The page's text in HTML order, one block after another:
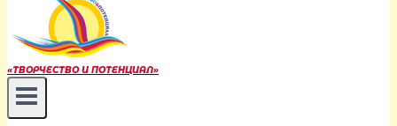
«ТВОРЧЕСТВО И ПОТЕНЦИАЛ»